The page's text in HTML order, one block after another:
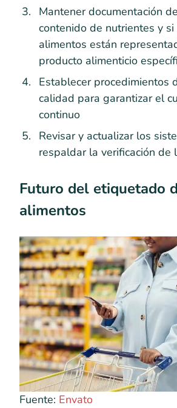
Mantener documentación
contenido de nutrientes y
alimentos están
producto alimenticio
Establecer procedimientos
calidad para garantizar el
continuo
Revisar y actualizar los
respaldar la verificación de
Futuro del etiquetado
alimentos
Fuente: Envato